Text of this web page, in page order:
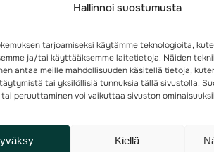
Hallinnoi suostumusta
tarjoamiseksi käytämme teknologioita,
ja/tai käyttääksemme laitetietoja. Näiden
antaa meille mahdollisuuden käsitellä tietoja,
tai yksilöllisiä tunnuksia tällä sivustolla.
peruuttaminen voi vaikuttaa sivuston
Kiellä